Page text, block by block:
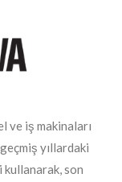
ve iş makinaları
yıllardaki
kullanarak, son